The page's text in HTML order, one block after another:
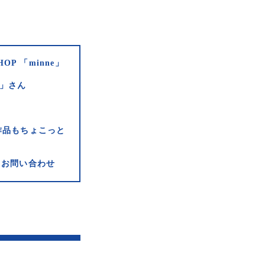
「minne」
さん
もちょこっと
お問い合わせ